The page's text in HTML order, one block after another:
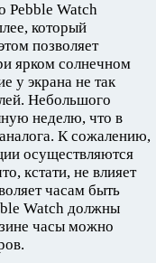
Pebble Watch
который
позволяет
ярком солнечном
у экрана не так
Небольшого
неделю, что в
К сожалению,
осуществляются
кстати, не влияет
часам быть
Watch должны
часы можно